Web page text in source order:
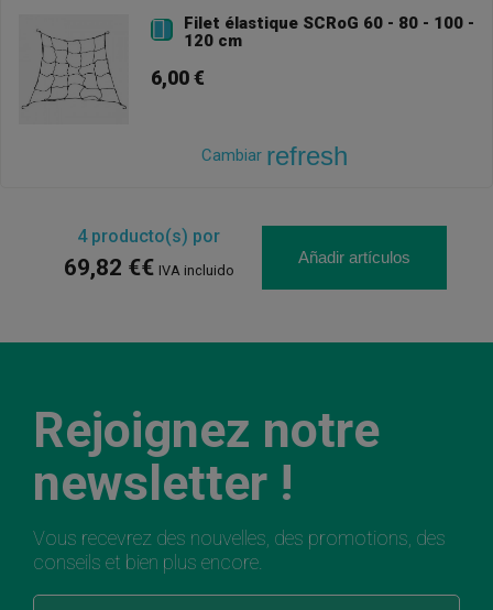

Filet élastique SCRoG 60 - 80 - 100 -
120 cm
6,00 €
Cambiar refresh
4producto(s) por
69,82 €€ IVA incluido
Añadir artículos
Rejoignez notre
newsletter !
Vous recevrez des nouvelles, des promotions, des
conseils et bien plus encore.